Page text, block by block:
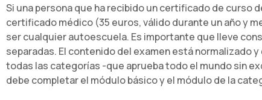
Si una persona que ha recibido un certificado de curso
certificado médico (35 euros, válido durante un año y
ser cualquier autoescuela. Es importante que lleve
separadas. El contenido del examen está normalizado
todas las categorías -que aprueba todo el mundo sin
debe completar el módulo básico y el módulo de la